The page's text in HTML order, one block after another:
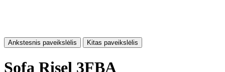
Ankstesnis paveikslėlis Kitas paveikslėlis
Sofa Risel 3FBA